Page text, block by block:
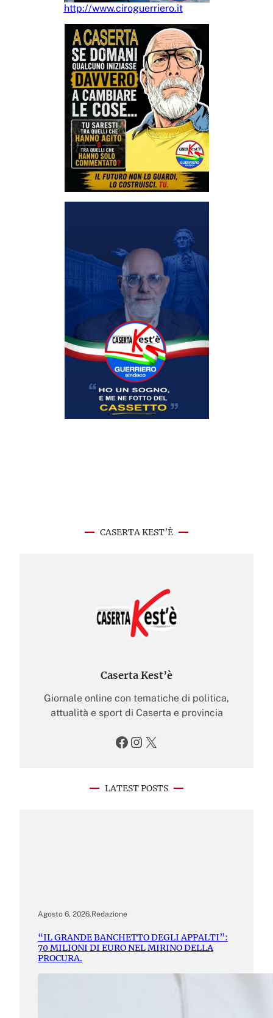
http://www.ciroguerriero.it
CASERTA KEST’È
Caserta Kest’è
Giornale online con tematiche di politica,
attualità e sport di Caserta e provincia
Facebook Instagram X
LATEST POSTS
Agosto 6, 2026.Redazione
“IL GRANDE BANCHETTO DEGLI APPALTI”:
70 MILIONI DI EURO NEL MIRINO DELLA
PROCURA.